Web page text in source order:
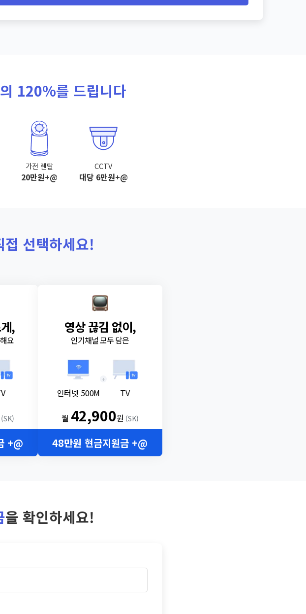
120%를 드립니다
가전 렌탈
20만원+@
CCTV
대당 6만원+@
접 선택하세요!
,
요
(SK)
+@
영상 끊김 없이,
인기채널 모두 담은
인터넷 500M
+
TV
월 42,900원 (SK)
48만원 현금지원금 +@
을 확인하세요!